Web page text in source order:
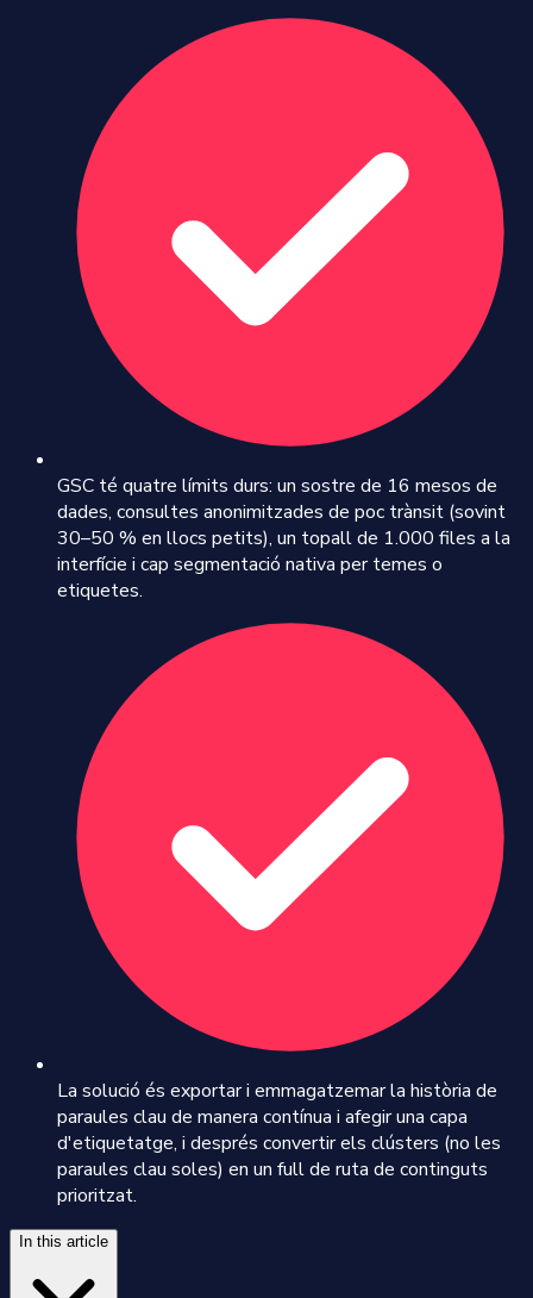
GSC té quatre límits durs: un sostre de 16 mesos de
dades, consultes anonimitzades de poc trànsit (sovint
30–50 % en llocs petits), un topall de 1.000 files a la
interfície i cap segmentació nativa per temes o
etiquetes.
La solució és exportar i emmagatzemar la història de
paraules clau de manera contínua i afegir una capa
d'etiquetatge, i després convertir els clústers (no les
paraules clau soles) en un full de ruta de continguts
prioritzat.
In this article